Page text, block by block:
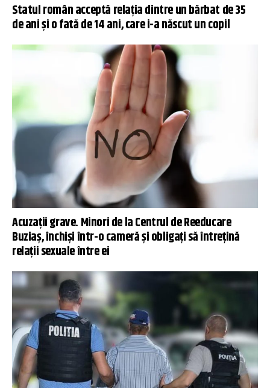
Statul român acceptă relația dintre un bărbat de 35
de ani și o fată de 14 ani, care i-a născut un copil
Acuzații grave. Minori de la Centrul de Reeducare
Buziaș, închiși într-o cameră și obligați să întrețină
relații sexuale între ei